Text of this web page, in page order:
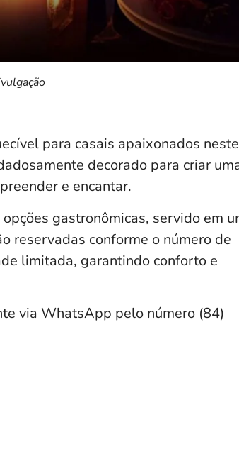
para casais apaixonados neste
decorado para criar
e encantar.
gastronômicas, servido em
reservadas conforme o número de
limitada, garantindo conforto e
via WhatsApp pelo número (84)